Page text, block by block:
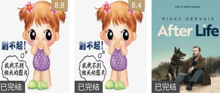
8.8
已完结
8.4
已完结 已完结